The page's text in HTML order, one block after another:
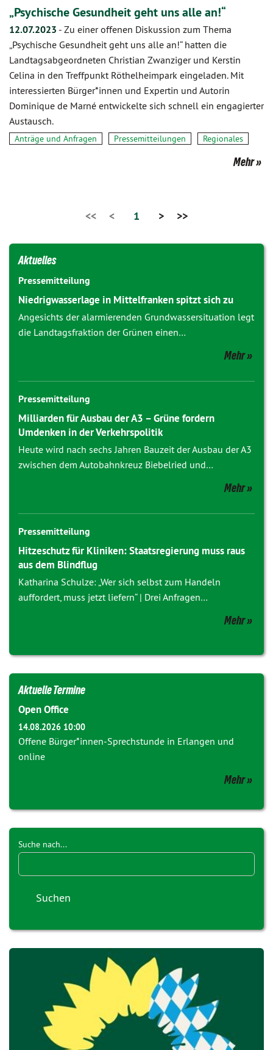
„Psychische Gesundheit geht uns alle an!“
12.07.2023 - Zu einer offenen Diskussion zum Thema
„Psychische Gesundheit geht uns alle an!“ hatten die
Landtagsabgeordneten Christian Zwanziger und Kerstin
Celina in den Treffpunkt Röthelheimpark eingeladen. Mit
interessierten Bürger*innen und Expertin und Autorin
Dominique de Marné entwickelte sich schnell ein engagierter
Austausch.
Anträge und Anfragen Pressemitteilungen Regionales
Mehr
<< < 1 > >>
Aktuelles
Pressemitteilung
Niedrigwasserlage in Mittelfranken spitzt sich zu
Angesichts der alarmierenden Grundwassersituation legt
die Landtagsfraktion der Grünen einen…
Mehr
Pressemitteilung
Milliarden für Ausbau der A3 – Grüne fordern
Umdenken in der Verkehrspolitik
Heute wird nach sechs Jahren Bauzeit der Ausbau der A3
zwischen dem Autobahnkreuz Biebelried und…
Mehr
Pressemitteilung
Hitzeschutz für Kliniken: Staatsregierung muss raus
aus dem Blindflug
Katharina Schulze: „Wer sich selbst zum Handeln
auffordert, muss jetzt liefern“ | Drei Anfragen…
Mehr
Aktuelle Termine
Open Office
14.08.2026 10:00
Offene Bürger*innen-Sprechstunde in Erlangen und
online
Mehr
Suche nach...